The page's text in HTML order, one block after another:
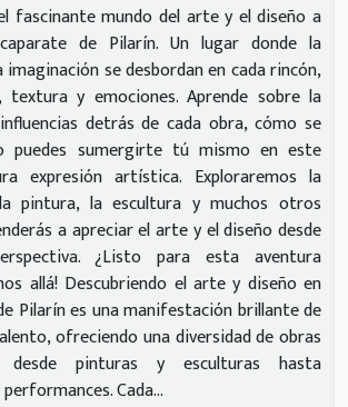
fascinante mundo del arte y el diseño a
de Pilarín. Un lugar donde la
se desbordan en cada rincón,
textura y emociones. Aprende sobre la
detrás de cada obra, cómo se
puedes sumergirte tú mismo en este
expresión artística. Exploraremos la
pintura, la escultura y muchos otros
a apreciar el arte y el diseño desde
¿Listo para esta aventura
allá! Descubriendo el arte y diseño en
Pilarín es una manifestación brillante de
ofreciendo una diversidad de obras
desde pinturas y esculturas hasta
Cada...